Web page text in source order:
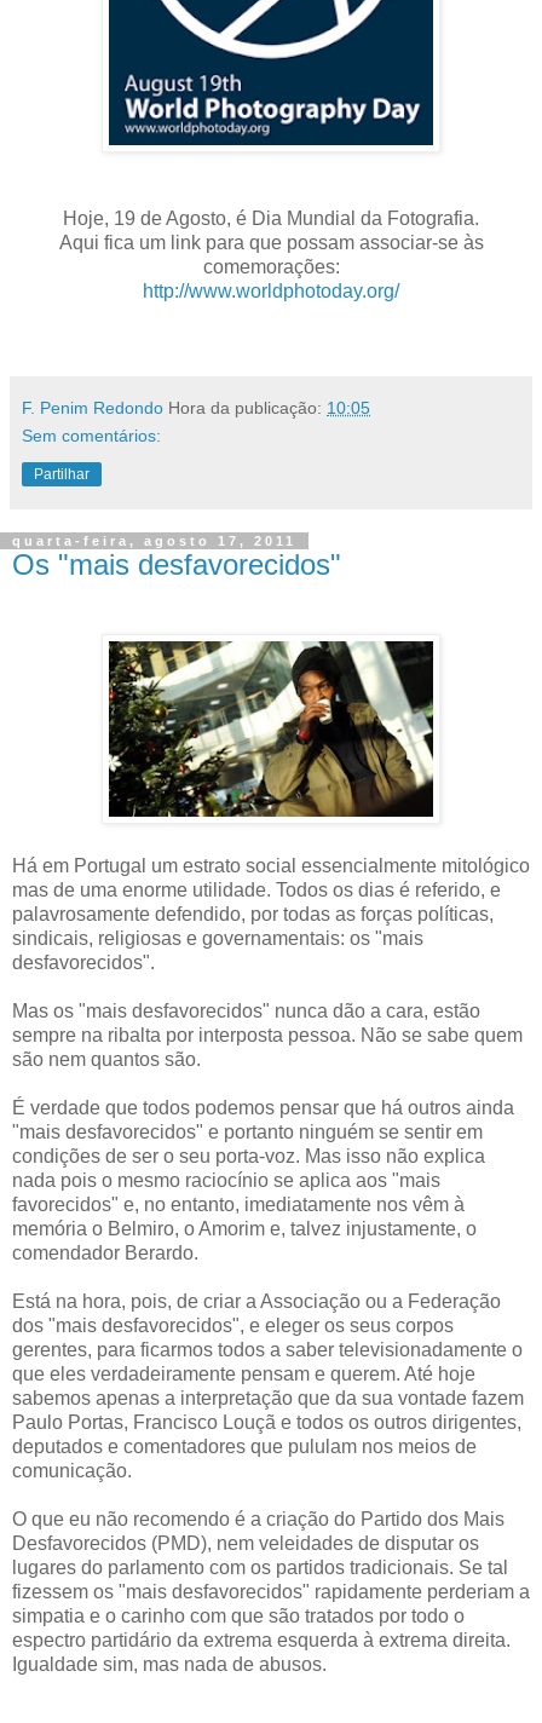
Hoje, 19 de Agosto, é Dia Mundial da Fotografia.
Aqui fica um link para que possam associar-se às
comemorações:
http://www.worldphotoday.org/
F. Penim Redondo Hora da publicação: 10:05
Sem comentários:
Partilhar
quarta-feira, agosto 17, 2011
Os "mais desfavorecidos"
Há em Portugal um estrato social essencialmente mitológico
mas de uma enorme utilidade. Todos os dias é referido, e
palavrosamente defendido, por todas as forças políticas,
sindicais, religiosas e governamentais: os "mais
desfavorecidos".
Mas os "mais desfavorecidos" nunca dão a cara, estão
sempre na ribalta por interposta pessoa. Não se sabe quem
são nem quantos são.
É verdade que todos podemos pensar que há outros ainda
"mais desfavorecidos" e portanto ninguém se sentir em
condições de ser o seu porta-voz. Mas isso não explica
nada pois o mesmo raciocínio se aplica aos "mais
favorecidos" e, no entanto, imediatamente nos vêm à
memória o Belmiro, o Amorim e, talvez injustamente, o
comendador Berardo.
Está na hora, pois, de criar a Associação ou a Federação
dos "mais desfavorecidos", e eleger os seus corpos
gerentes, para ficarmos todos a saber televisionadamente o
que eles verdadeiramente pensam e querem. Até hoje
sabemos apenas a interpretação que da sua vontade fazem
Paulo Portas, Francisco Louçã e todos os outros dirigentes,
deputados e comentadores que pululam nos meios de
comunicação.
O que eu não recomendo é a criação do Partido dos Mais
Desfavorecidos (PMD), nem veleidades de disputar os
lugares do parlamento com os partidos tradicionais. Se tal
fizessem os "mais desfavorecidos" rapidamente perderiam a
simpatia e o carinho com que são tratados por todo o
espectro partidário da extrema esquerda à extrema direita.
Igualdade sim, mas nada de abusos.